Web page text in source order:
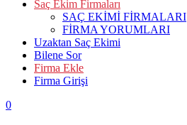
Saç Ekim Firmaları
SAÇ EKİMİ FİRMALARI
FİRMA YORUMLARI
Uzaktan Saç Ekimi
Bilene Sor
Firma Ekle
Firma Girişi
0